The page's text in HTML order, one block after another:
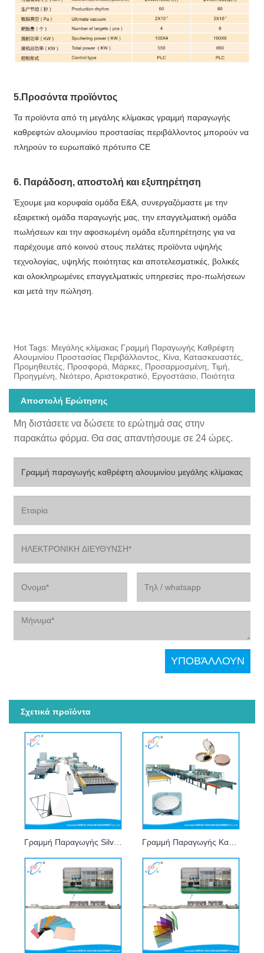
5.Προσόντα προϊόντος
Τα προϊόντα από τη μεγάλης κλίμακας γραμμή παραγωγής
καθρεφτών αλουμινίου προστασίας περιβάλλοντος μπορούν να
πληρούν το ευρωπαϊκό πρότυπο CE
6. Παράδοση, αποστολή και εξυπηρέτηση
Έχουμε μια κορυφαία ομάδα Ε&Α, συνεργαζόμαστε με την
εξαιρετική ομάδα παραγωγής μας, την επαγγελματική ομάδα
πωλήσεων και την αφοσιωμένη ομάδα εξυπηρέτησης για να
παρέχουμε από κοινού στους πελάτες προϊόντα υψηλής
τεχνολογίας, υψηλής ποιότητας και αποτελεσματικές, βολικές
και ολοκληρωμένες επαγγελματικές υπηρεσίες προ-πωλήσεων
και μετά την πώληση.
Hot Tags: Μεγάλης κλίμακας Γραμμή Παραγωγής Καθρέφτη
Αλουμινίου Προστασίας Περιβάλλοντος, Κίνα, Κατασκευαστές,
Προμηθευτές, Προσφορά, Μάρκες, Προσαρμοσμένη, Τιμή,
Προηγμένη, Νεότερο, Αριστοκρατικό, Εργοστάσιο, Ποιότητα
Αποστολή Ερώτησης
Μη διστάσετε να δώσετε το ερώτημά σας στην
παρακάτω φόρμα. Θα σας απαντήσουμε σε 24 ώρες.
Σχετικά προϊόντα
Γραμμή Παραγωγής Silver Mirror